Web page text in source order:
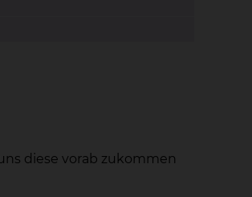
diese vorab zukommen